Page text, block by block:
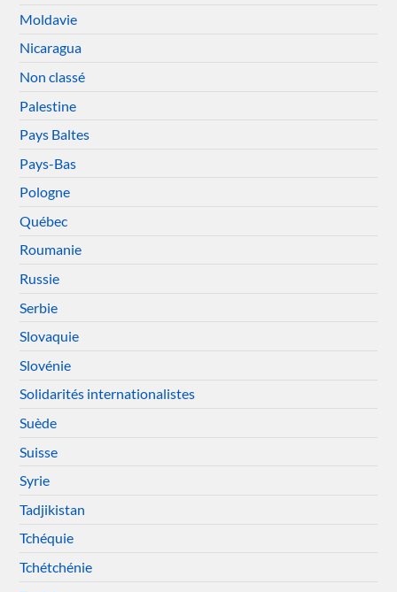
Moldavie
Nicaragua
Non classé
Palestine
Pays Baltes
Pays-Bas
Pologne
Québec
Roumanie
Russie
Serbie
Slovaquie
Slovénie
Solidarités internationalistes
Suède
Suisse
Syrie
Tadjikistan
Tchéquie
Tchétchénie